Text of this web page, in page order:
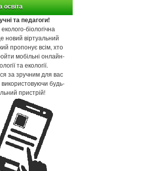
освіта
та педагоги!
біологічна
новий віртуальний
пропонує всім, хто
мобільні онлайн-
та екології.
за зручним для вас
використовуючи будь-
пристрій!